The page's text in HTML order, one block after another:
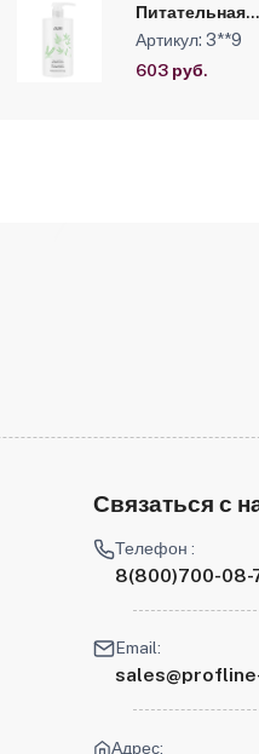
Питательная
для волос с
Пшеницы и
Артикул: 3**9
603 руб.
Связаться с
Телефон :
8(800)700-08-
Email:
Адрес: